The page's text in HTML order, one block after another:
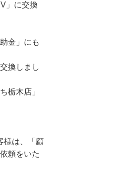
」に交換
金」にも
換しまし
栃木店」
様は、「顧
頼をいた